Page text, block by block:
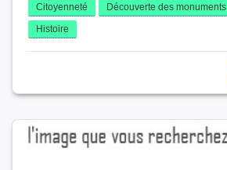
Citoyenneté
Découverte des monuments
Histoire